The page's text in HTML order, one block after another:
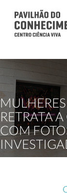
RETRATA
COM